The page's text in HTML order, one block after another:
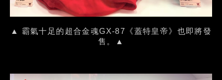
▲ 霸氣十足的超合金魂GX-87《蓋特皇帝》也即將發
售。▲